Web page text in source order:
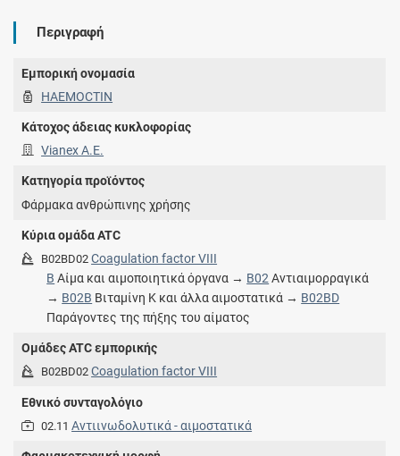
Περιγραφή
Εμπορική ονομασία
HAEMOCTIN
Κάτοχος άδειας κυκλοφορίας
Vianex A.E.
Κατηγορία προϊόντος
Φάρμακα ανθρώπινης χρήσης
Κύρια ομάδα ATC
B02BD02 Coagulation factor VIII
B Αίμα και αιμοποιητικά όργανα → B02 Αντιαιμορραγικά
→ B02B Βιταμίνη K και άλλα αιμοστατικά → B02BD
Παράγοντες της πήξης του αίματος
Ομάδες ATC εμπορικής
B02BD02 Coagulation factor VIII
Εθνικό συνταγολόγιο
02.11 Αντιινωδολυτικά - αιμοστατικά